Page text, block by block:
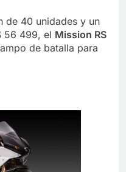
de 40 unidades y un
56 499, el Mission RS
de batalla para